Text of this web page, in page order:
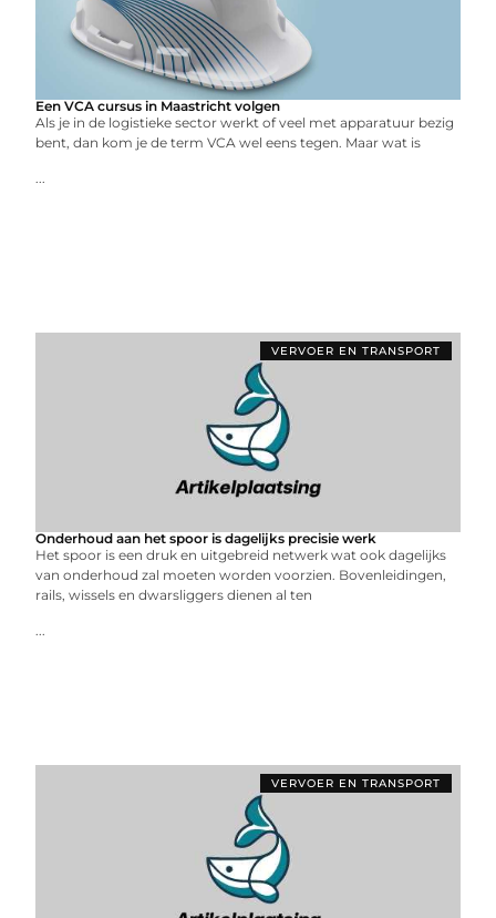
Een VCA cursus in Maastricht volgen
Als je in de logistieke sector werkt of veel met apparatuur bezig
bent, dan kom je de term VCA wel eens tegen. Maar wat is
...
VERVOER EN TRANSPORT
Onderhoud aan het spoor is dagelijks precisie werk
Het spoor is een druk en uitgebreid netwerk wat ook dagelijks
van onderhoud zal moeten worden voorzien. Bovenleidingen,
rails, wissels en dwarsliggers dienen al ten
...
VERVOER EN TRANSPORT